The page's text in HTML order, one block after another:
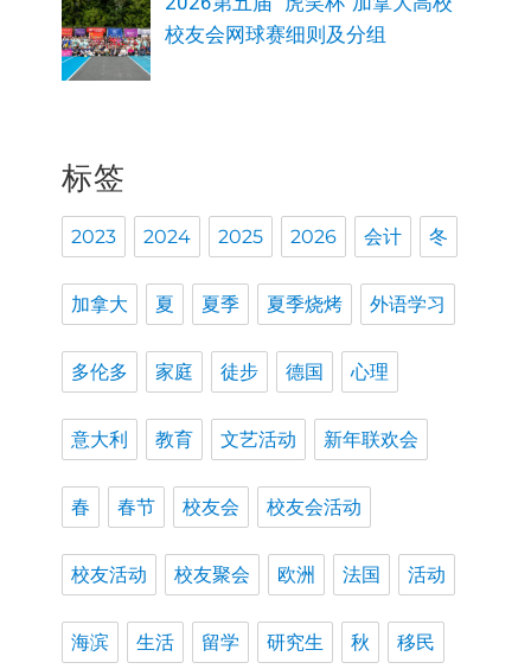
校友会网球赛细则及分组
标签
2023 2024 2025 2026 会计 冬
加拿大 夏 夏季 夏季烧烤 外语学习
多伦多 家庭 徒步 德国 心理
意大利 教育 文艺活动 新年联欢会
春 春节 校友会 校友会活动
校友活动 校友聚会 欧洲 法国 活动
海滨 生活 留学 研究生 秋 移民